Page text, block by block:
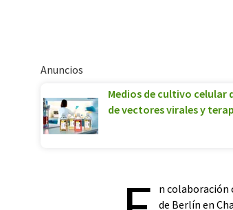
Anuncios
Medios de cultivo
de vectores virales y
n colaboración
de Berlín en